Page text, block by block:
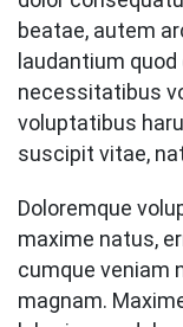
beatae, autem
laudantium
necessitatibus
voluptatibus
suscipit vitae,
Doloremque
maxime natus,
cumque veniam
magnam.